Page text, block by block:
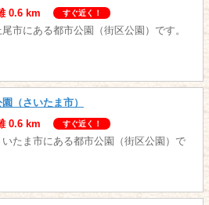
0.6 km
すぐ近く！
市にある都市公園（街区公園）です。
（さいたま市）
0.6 km
すぐ近く！
たま市にある都市公園（街区公園）で